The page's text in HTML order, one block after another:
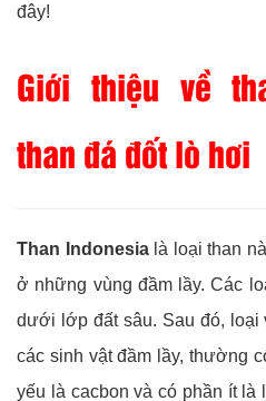
đây!
Giới thiệu về
than đá đốt lò hơi
Than Indonesialà loại than
ở những vùng đầm lầy. Các
dưới lớp đất sâu. Sau đó, loại
các sinh vật đầm lầy, thường
yếu là cacbon và có phần ít